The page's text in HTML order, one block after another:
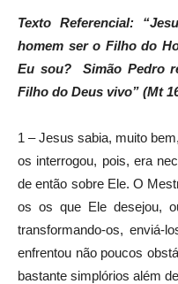
Texto Referencial:
homem ser o Filho do
Eu sou? Simão Pedro
Filho do Deus vivo” (Mt
1 – Jesus sabia, muito
os interrogou, pois, era
de então sobre Ele. O
os os que Ele desejou,
transformando-os, enviá-
enfrentou não poucos
bastante simplórios além